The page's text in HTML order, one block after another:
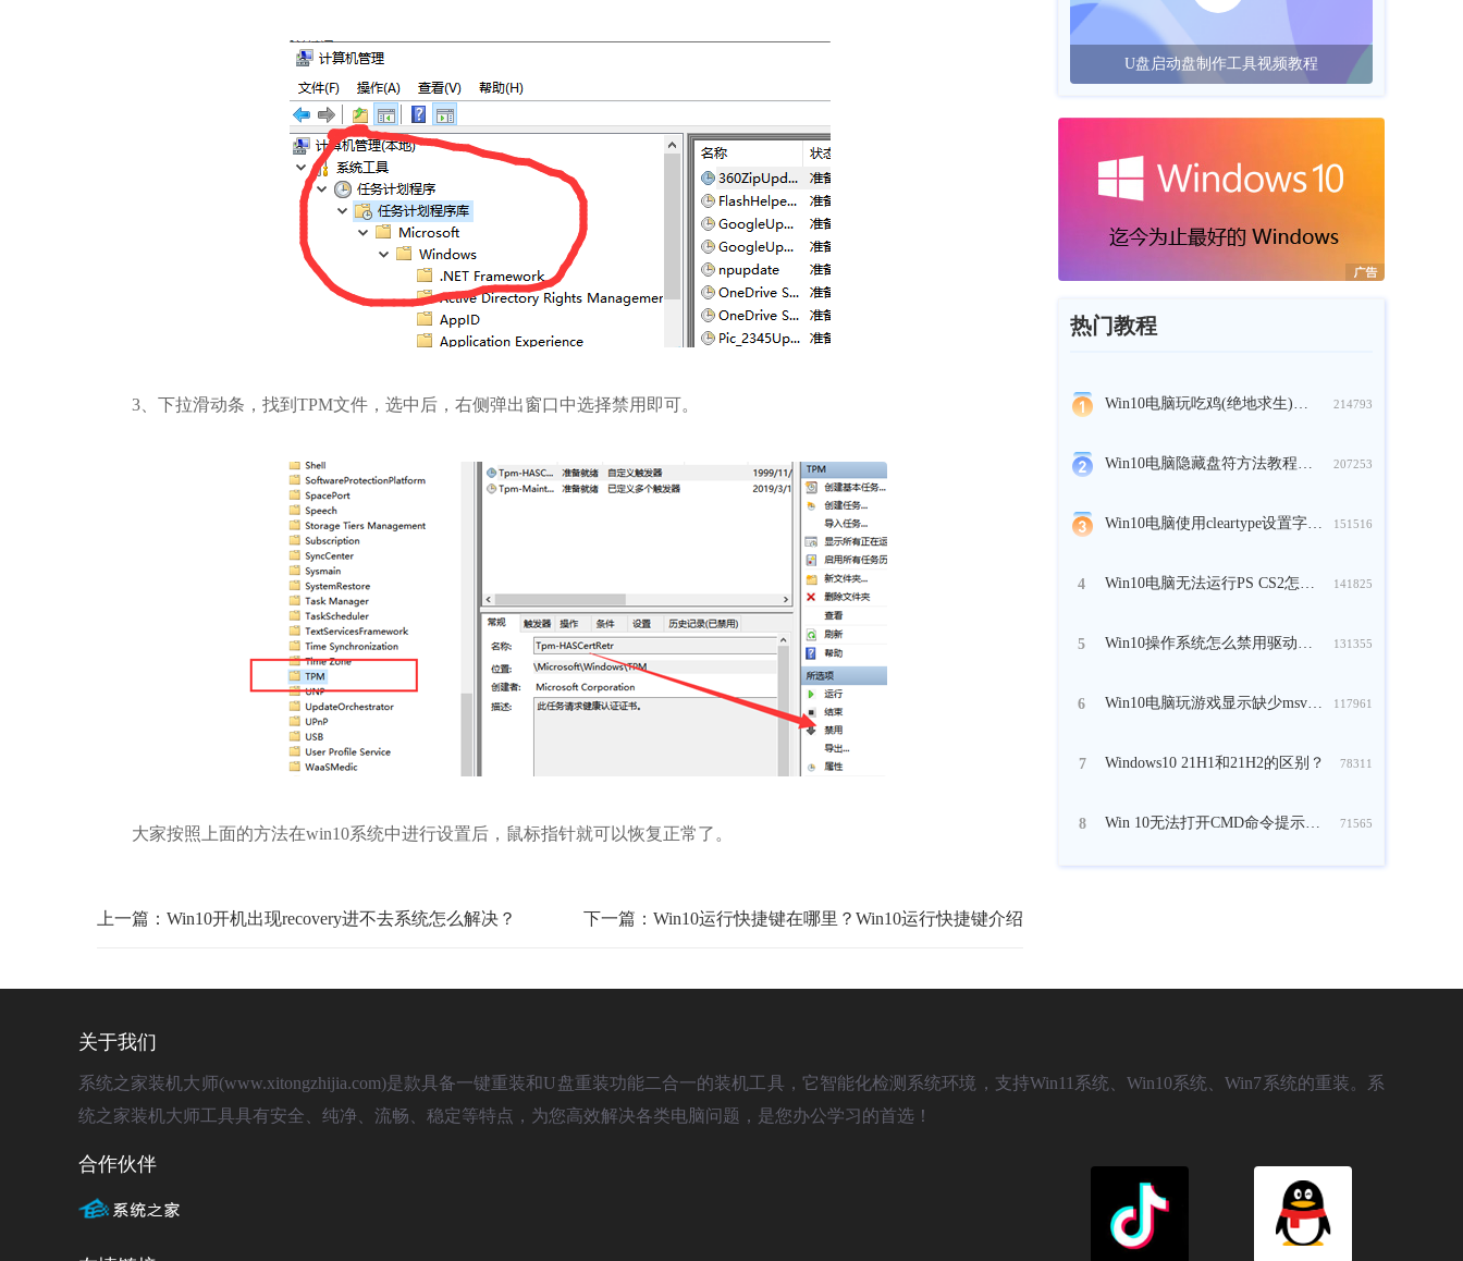
3、下拉滑动条，找到TPM文件，选中后，右侧弹出窗口中选择禁用即可。
大家按照上面的方法在win10系统中进行设置后，鼠标指针就可以恢复正常了。
上一篇：Win10开机出现recovery进不去系统怎么解决？ 下一篇：Win10运行快捷键在哪里？Win10运行快捷键介绍
U盘启动盘制作工具视频教程
热门教程
Win10电脑玩吃鸡(绝地求生)时崩溃怎么办？ 214793
Win10电脑隐藏盘符方法教程分享 207253
Win10电脑使用cleartype设置字体方法教程 151516
4 Win10电脑无法运行PS CS2怎么解决？ 141825
5 Win10操作系统怎么禁用驱动的强制签名？ 131355
6 Win10电脑玩游戏显示缺少msvcp140.dll怎么办？ 117961
7 Windows10 21H1和21H2的区别？ 78311
8 Win 10无法打开CMD命令提示符窗口怎么办？ 71565
关于我们
系统之家装机大师(www.xitongzhijia.com)是款具备一键重装和U盘重装功能二合一的装机工具，它智能化检测系统环境，支持Win11系统、Win10系统、Win7系统的重装。系
统之家装机大师工具具有安全、纯净、流畅、稳定等特点，为您高效解决各类电脑问题，是您办公学习的首选！
合作伙伴